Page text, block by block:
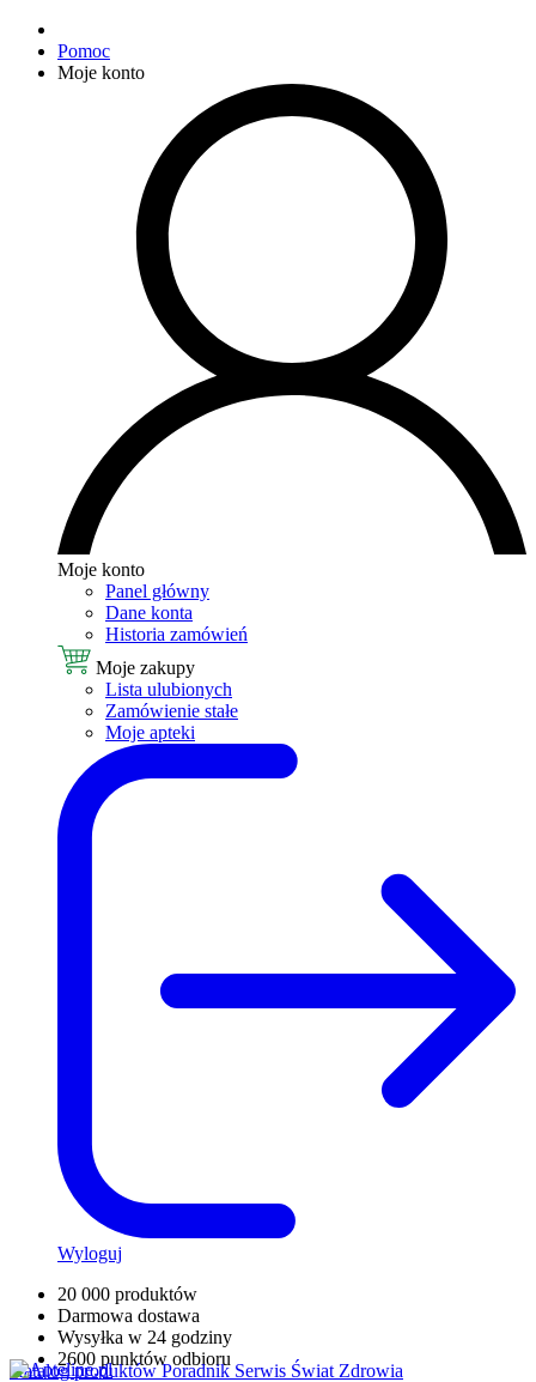
Pomoc
Moje konto
Moje konto
Panel główny
Dane konta
Historia zamówień
Moje zakupy
Lista ulubionych
Zamówienie stałe
Moje apteki
Wyloguj
20 000 produktów
Darmowa dostawa
Wysyłka w 24 godziny
2600 punktów odbioru
Katalog produktów Poradnik Serwis Świat Zdrowia